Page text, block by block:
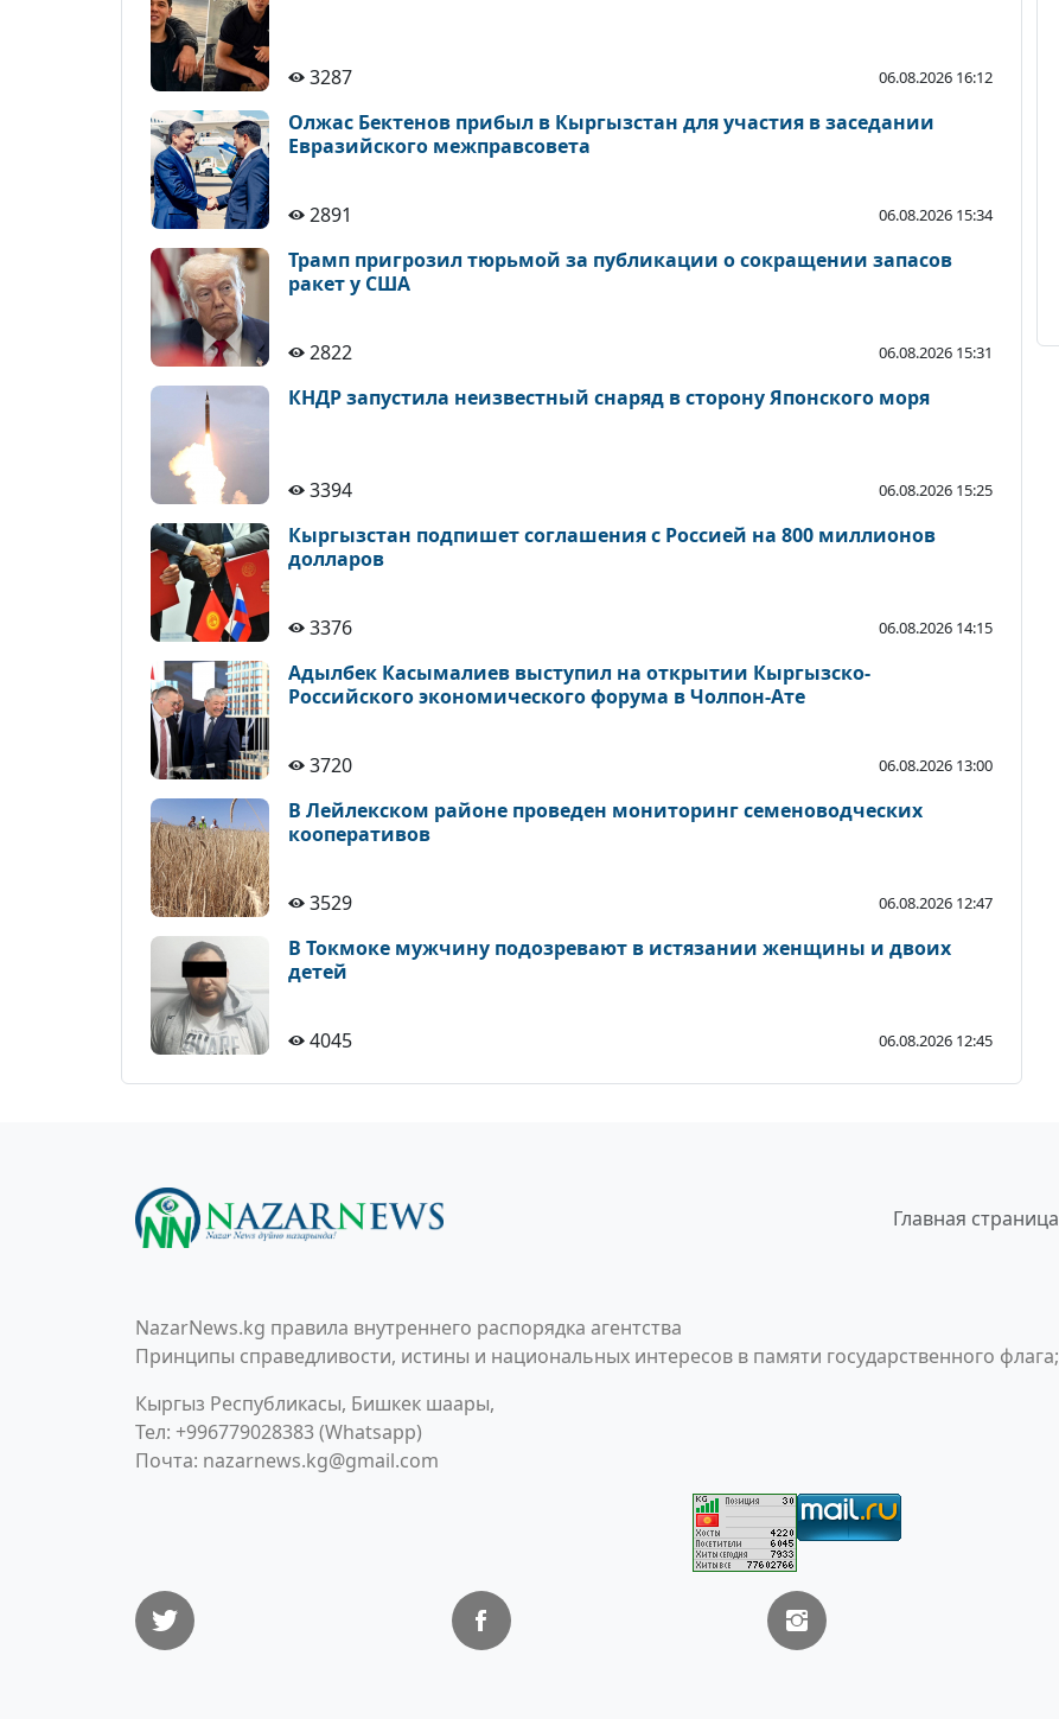
3287 06.08.2026 16:12
Олжас Бектенов прибыл в Кыргызстан для участия в заседании
Евразийского межправсовета
2891 06.08.2026 15:34
Трамп пригрозил тюрьмой за публикации о сокращении запасов
ракет у США
2822 06.08.2026 15:31
КНДР запустила неизвестный снаряд в сторону Японского моря
3394 06.08.2026 15:25
Кыргызстан подпишет соглашения с Россией на 800 миллионов
долларов
3376 06.08.2026 14:15
Адылбек Касымалиев выступил на открытии Кыргызско-
Российского экономического форума в Чолпон-Ате
3720 06.08.2026 13:00
В Лейлекском районе проведен мониторинг семеноводческих
кооперативов
3529 06.08.2026 12:47
В Токмоке мужчину подозревают в истязании женщины и двоих
детей
4045 06.08.2026 12:45
Главная страница
NazarNews.kg правила внутреннего распорядка агентства
Принципы справедливости, истины и национальных интересов в памяти государственного флага;
Кыргыз Республикасы, Бишкек шаары,
Тел: +996779028383 (Whatsapp)
Почта: nazarnews.kg@gmail.com